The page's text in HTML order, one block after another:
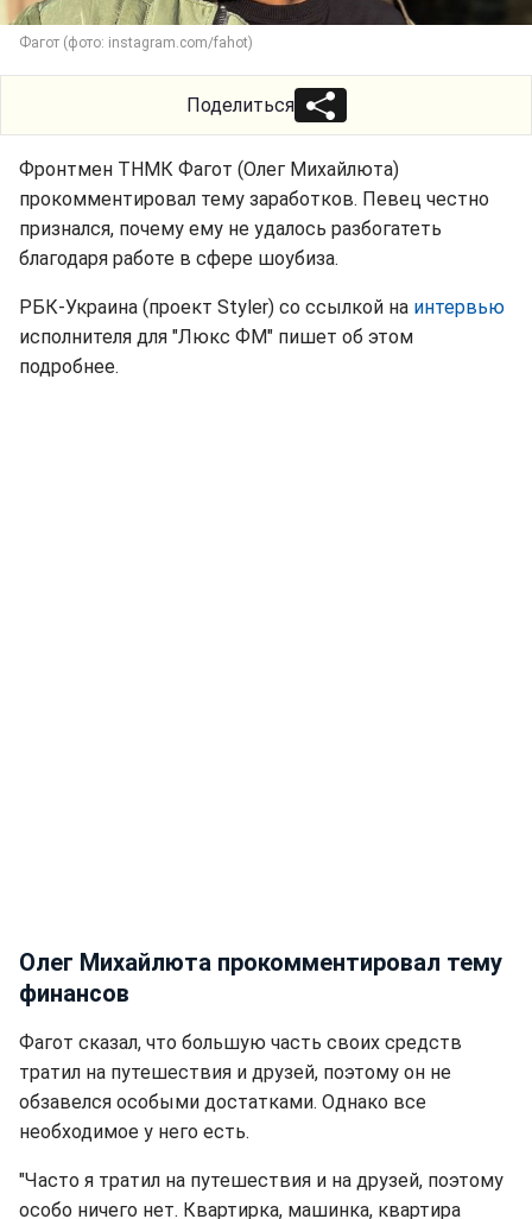
Фагот (фото: instagram.com/fahot)
Поделиться
Фронтмен ТНМК Фагот (Олег Михайлюта)
прокомментировал тему заработков. Певец честно
признался, почему ему не удалось разбогатеть
благодаря работе в сфере шоубиза.
РБК-Украина (проект Styler) со ссылкой на интервью
исполнителя для "Люкс ФМ" пишет об этом
подробнее.
Олег Михайлюта прокомментировал тему
финансов
Фагот сказал, что большую часть своих средств
тратил на путешествия и друзей, поэтому он не
обзавелся особыми достатками. Однако все
необходимое у него есть.
"Часто я тратил на путешествия и на друзей, поэтому
особо ничего нет. Квартирка, машинка, квартира